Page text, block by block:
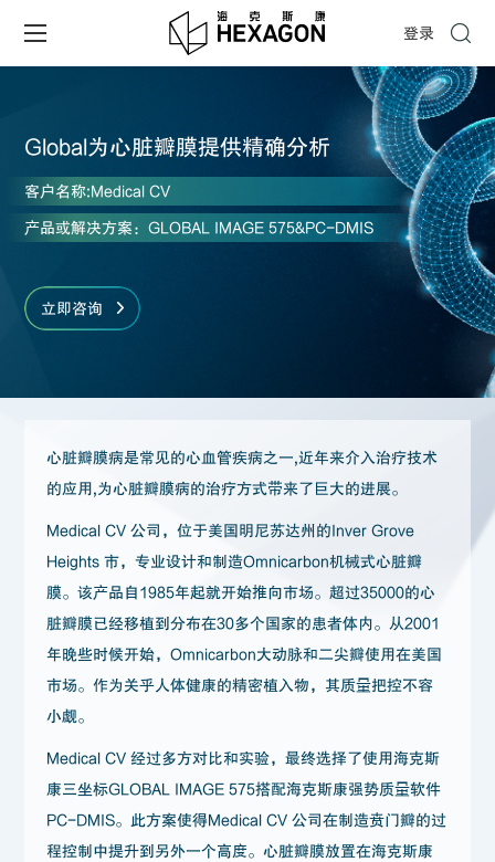
登录
Global为心脏瓣膜提供精确分析
客户名称:Medical CV
产品或解决方案：GLOBAL IMAGE 575&PC-DMIS
立即咨询
心脏瓣膜病是常见的心血管疾病之一,近年来介入治疗技术
的应用,为心脏瓣膜病的治疗方式带来了巨大的进展。
Medical CV 公司，位于美国明尼苏达州的Inver Grove
Heights 市，专业设计和制造Omnicarbon机械式心脏瓣
膜。该产品自1985年起就开始推向市场。超过35000的心
脏瓣膜已经移植到分布在30多个国家的患者体内。从2001
年晚些时候开始，Omnicarbon大动脉和二尖瓣使用在美国
市场。作为关乎人体健康的精密植入物，其质量把控不容
小觑。
Medical CV 经过多方对比和实验，最终选择了使用海克斯
康三坐标GLOBAL IMAGE 575搭配海克斯康强势质量软件
PC-DMIS。此方案使得Medical CV 公司在制造贲门瓣的过
程控制中提升到另外一个高度。心脏瓣膜放置在海克斯康